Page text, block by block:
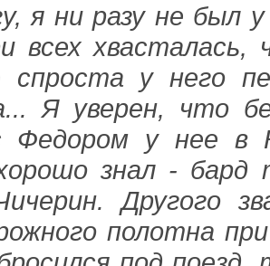
я ни разу не был
всех хвасталась,
у него
Я уверен, что
Федором у нее в
знал - бард
Другого
полотна